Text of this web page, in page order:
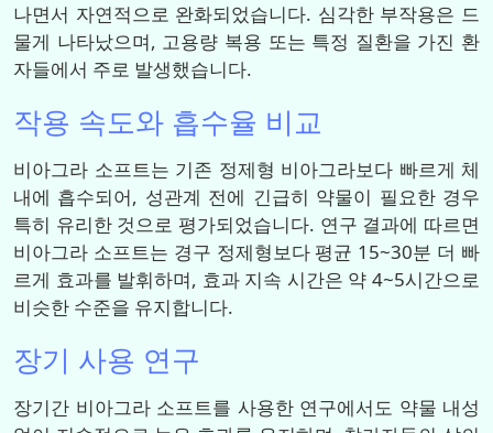
나면서 자연적으로 완화되었습니다. 심각한 부작용은 드
물게 나타났으며, 고용량 복용 또는 특정 질환을 가진 환
자들에서 주로 발생했습니다.
작용 속도와 흡수율 비교
비아그라 소프트는 기존 정제형 비아그라보다 빠르게 체
내에 흡수되어, 성관계 전에 긴급히 약물이 필요한 경우
특히 유리한 것으로 평가되었습니다. 연구 결과에 따르면
비아그라 소프트는 경구 정제형보다 평균 15~30분 더 빠
르게 효과를 발휘하며, 효과 지속 시간은 약 4~5시간으로
비슷한 수준을 유지합니다.
장기 사용 연구
장기간 비아그라 소프트를 사용한 연구에서도 약물 내성